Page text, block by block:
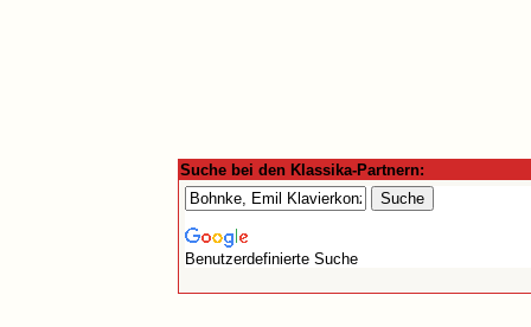
Suche bei den Klassika-Partnern:
Benutzerdefinierte Suche